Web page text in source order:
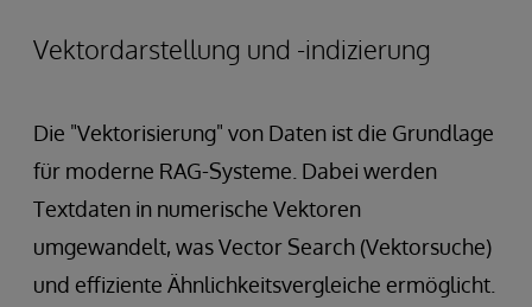
Vektordarstellung und -indizierung
Die "Vektorisierung" von Daten ist die Grundlage
für moderne RAG-Systeme. Dabei werden
Textdaten in numerische Vektoren
umgewandelt, was Vector Search (Vektorsuche)
und effiziente Ähnlichkeitsvergleiche ermöglicht.